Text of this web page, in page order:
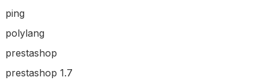
ping
polylang
prestashop
prestashop 1.7